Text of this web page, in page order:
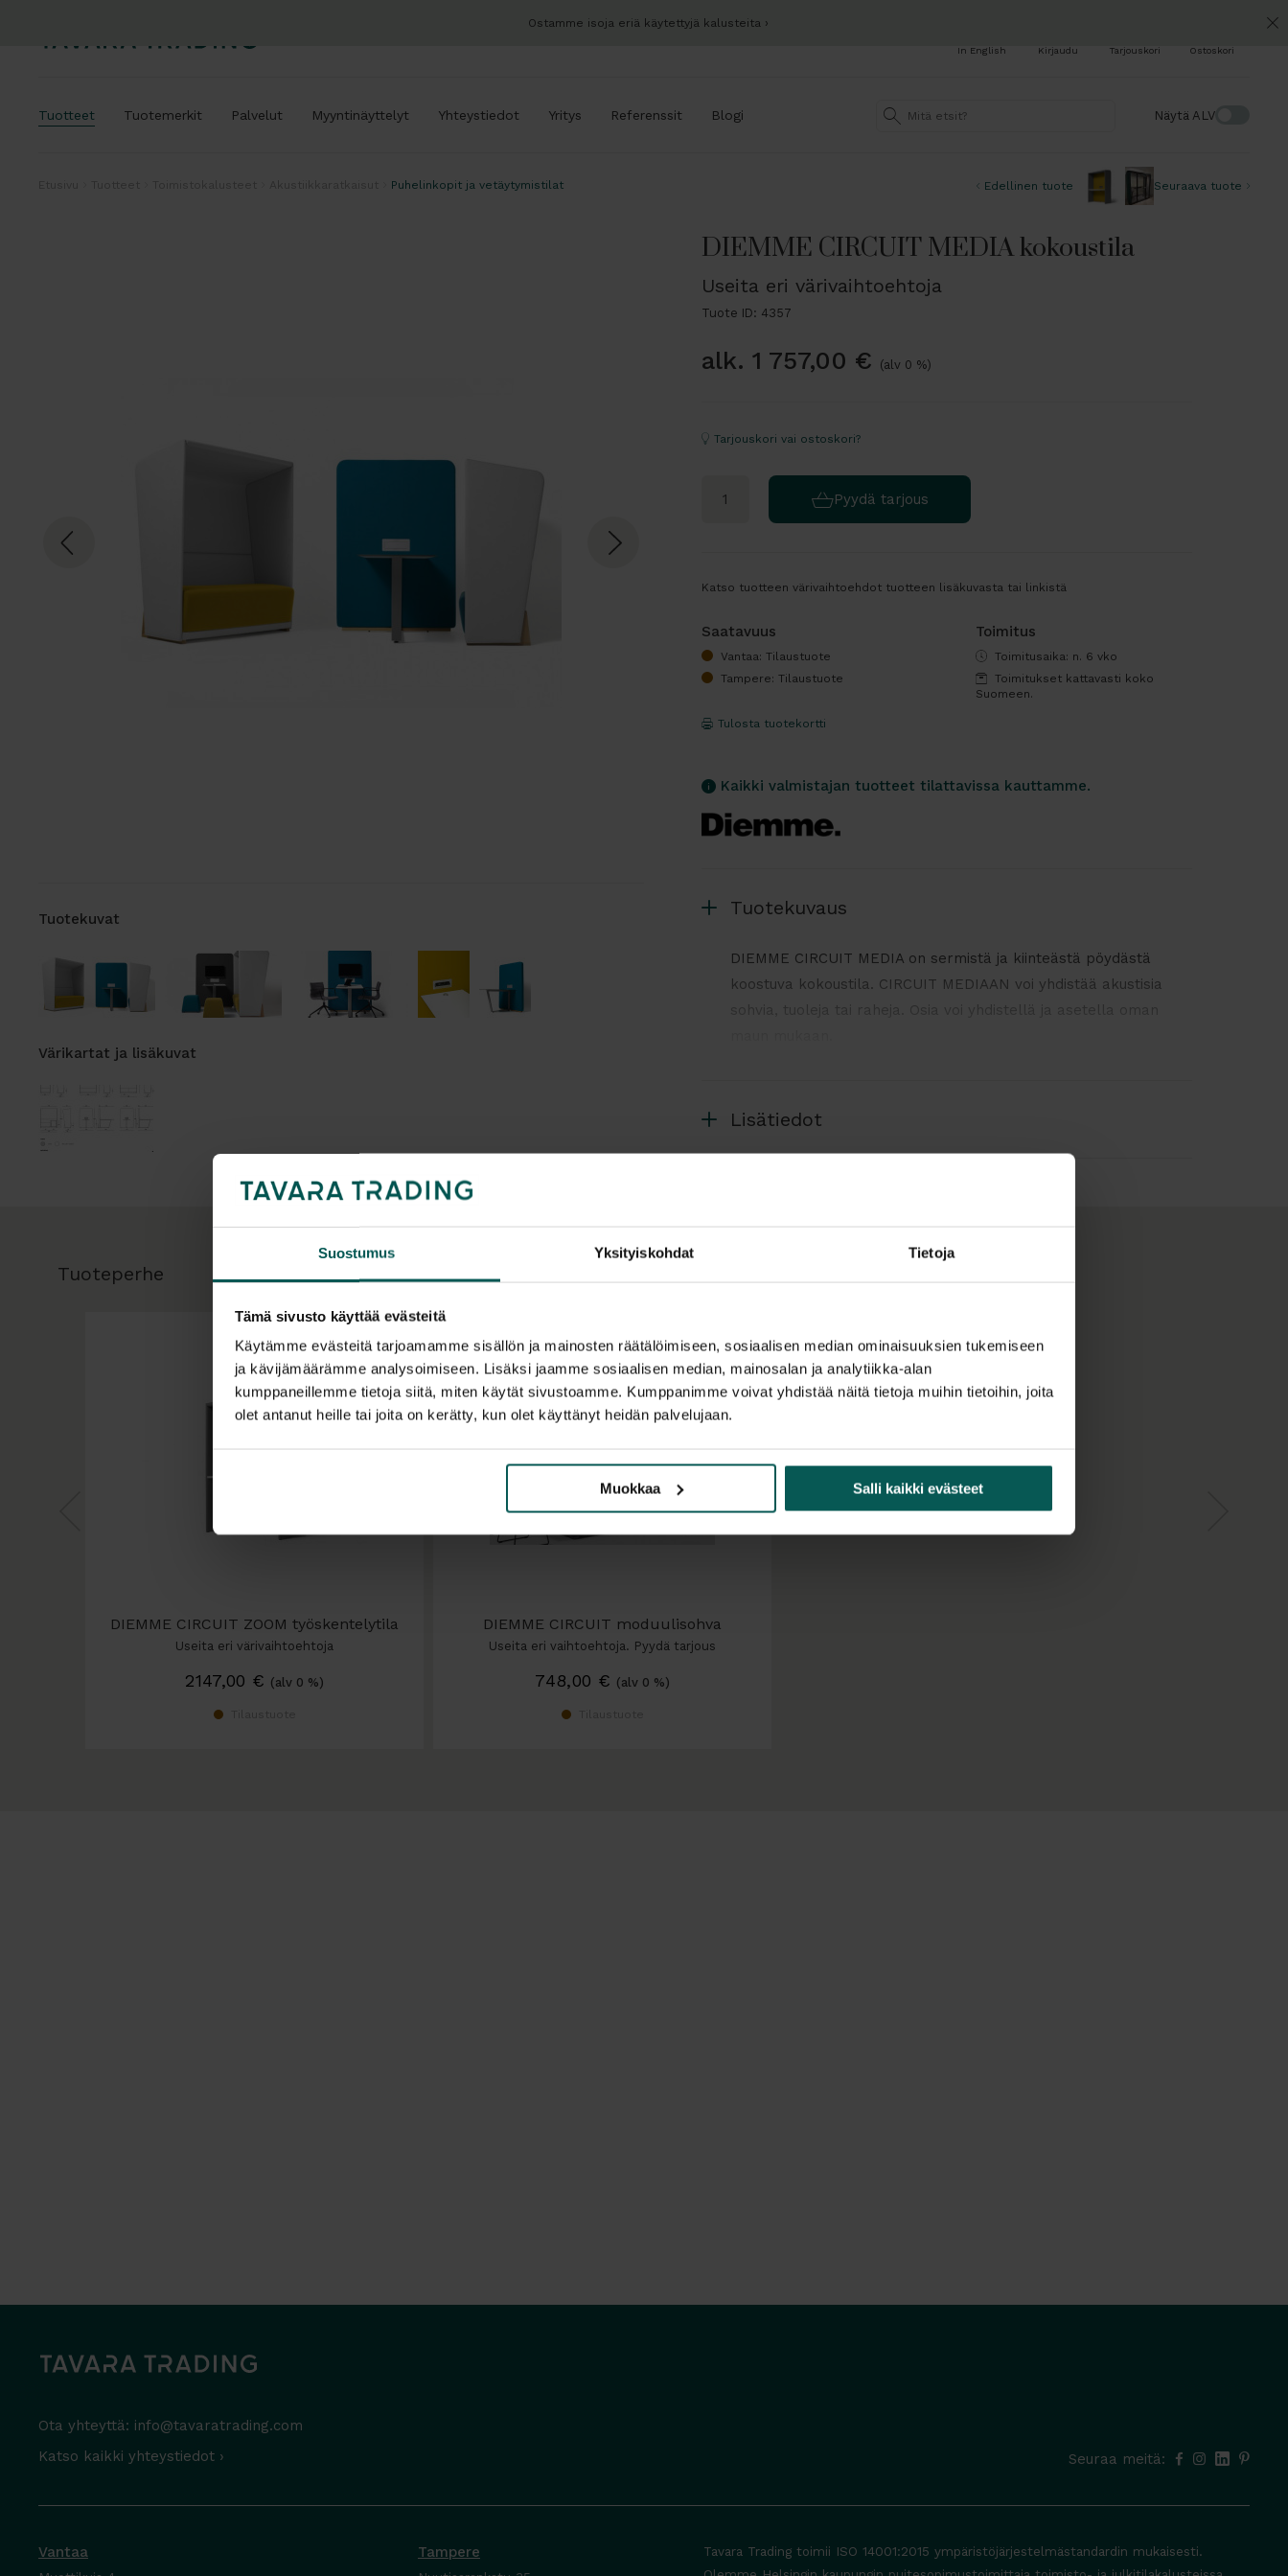
Suostumus Yksityiskohdat Tietoja
Tämä sivusto käyttää evästeitä
Käytämme evästeitä tarjoamamme sisällön ja mainosten räätälöimiseen, sosiaalisen median ominaisuuksien tukemiseen
ja kävijämäärämme analysoimiseen. Lisäksi jaamme sosiaalisen median, mainosalan ja analytiikka-alan
kumppaneillemme tietoja siitä, miten käytät sivustoamme. Kumppanimme voivat yhdistää näitä tietoja muihin tietoihin, joita
olet antanut heille tai joita on kerätty, kun olet käyttänyt heidän palvelujaan.
Muokkaa Salli kaikki evästeet
Ostamme isoja eriä käytettyjä kalusteita
Ostoskori
Tarjouskori
Kirjaudu
In English
Näytä ALV
Tuotteet Tuotemerkit Palvelut Myyntinäyttelyt Yhteystiedot Yritys Referenssit Blogi
Puhelinkopit ja vetäytymistilat Edellinen tuote Seuraava tuote
Tuotekuvat
Värikartat ja lisäkuvat
DIEMME CIRCUIT MEDIA kokoustila
Useita eri värivaihtoehtoja
Tuote ID: 4357
alk. 1 757,00 € (alv 0 %)
Tarjouskori vai ostoskori?
Pyydä tarjous
Katso tuotteen värivaihtoehdot tuotteen lisäkuvasta tai linkistä
Saatavuus
Vantaa: Tilaustuote
Tampere: Tilaustuote
Toimitus
Toimitusaika: n. 6 vko
Toimitukset kattavasti koko
Suomeen.
Tulosta tuotekortti
Kaikki valmistajan tuotteet tilattavissa kauttamme.
Tuotekuvaus
DIEMME CIRCUIT MEDIA on sermistä ja kiinteästä pöydästä
koostuva kokoustila. CIRCUIT MEDIAAN voi yhdistää akustisia
Lisätiedot
Tuoteperhe
DIEMME CIRCUIT ZOOM työskentelytila
Useita eri värivaihtoehtoja
2147,00 € (alv 0 %)
DIEMME CIRCUIT moduulisohva
Useita eri vaihtoehtoja. Pyydä tarjous
748,00 € (alv 0 %)
Ota yhteyttä: info@tavaratrading.com
Katso kaikki yhteystiedot ›
Seuraa meitä:
Vantaa Tampere
Tavara Trading toimii ISO 14001:2015 ympäristöjärjestelmästandardin mukaisesti.